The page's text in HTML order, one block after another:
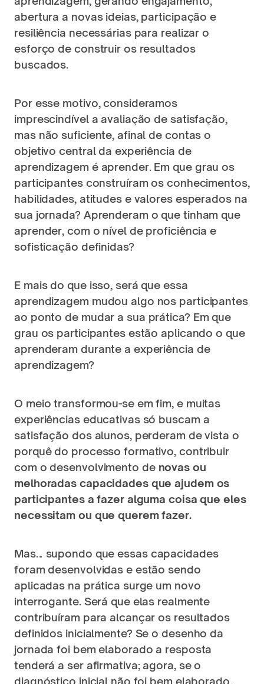
abertura a novas ideias, participação e
resiliência necessárias para realizar o
esforço de construir os resultados
buscados.
Por esse motivo, consideramos
imprescindível a avaliação de satisfação,
mas não suficiente, afinal de contas o
objetivo central da experiência de
aprendizagem é aprender. Em que grau os
participantes construíram os conhecimentos,
habilidades, atitudes e valores esperados na
sua jornada? Aprenderam o que tinham que
aprender, com o nível de proficiência e
sofisticação definidas?
E mais do que isso, será que essa
aprendizagem mudou algo nos participantes
ao ponto de mudar a sua prática? Em que
grau os participantes estão aplicando o que
aprenderam durante a experiência de
aprendizagem?
O meio transformou-se em fim, e muitas
experiências educativas só buscam a
satisfação dos alunos, perderam de vista o
porquê do processo formativo, contribuir
com o desenvolvimento de novas ou
melhoradas capacidades que ajudem os
participantes a fazer alguma coisa que eles
necessitam ou que querem fazer.
Mas… supondo que essas capacidades
foram desenvolvidas e estão sendo
aplicadas na prática surge um novo
interrogante. Será que elas realmente
contribuíram para alcançar os resultados
definidos inicialmente? Se o desenho da
jornada foi bem elaborado a resposta
tenderá a ser afirmativa; agora, se o
diagnóstico inicial não foi bem elaborado,